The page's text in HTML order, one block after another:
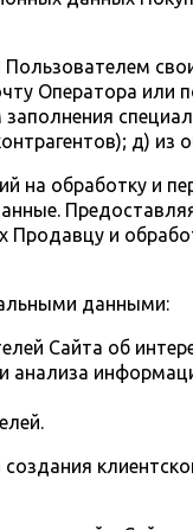
Оператора или
д) из
на обработку и
Продавцу и
данными:
Сайта об
анализа